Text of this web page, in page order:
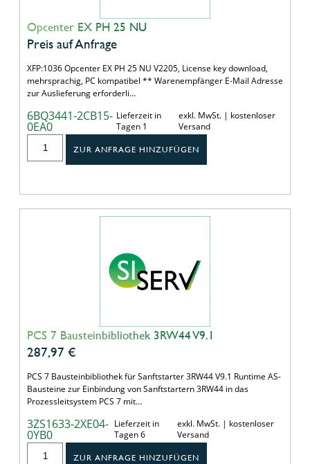
Opcenter EX PH 25 NU
Preis auf Anfrage
XFP:1036 Opcenter EX PH 25 NU V2205, License key download,
mehrsprachig, PC kompatibel ** Warenempfänger E-Mail Adresse
zur Auslieferung erforderli…
6BQ3441-2CB15-
0EA0
Lieferzeit in
Tagen 1
exkl. MwSt. | kostenloser
Versand
ZUR ANFRAGE HINZUFÜGEN
PCS 7 Bausteinbibliothek 3RW44 V9.1
287,97 €
PCS 7 Bausteinbibliothek für Sanftstarter 3RW44 V9.1 Runtime AS-
Bausteine zur Einbindung von Sanftstartern 3RW44 in das
Prozessleitsystem PCS 7 mit…
3ZS1633-2XE04-
0YB0
Lieferzeit in
Tagen 6
exkl. MwSt. | kostenloser
Versand
ZUR ANFRAGE HINZUFÜGEN